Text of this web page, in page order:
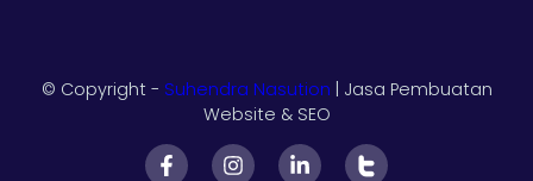
© Copyright - Suhendra Nasution | Jasa Pembuatan
Website & SEO